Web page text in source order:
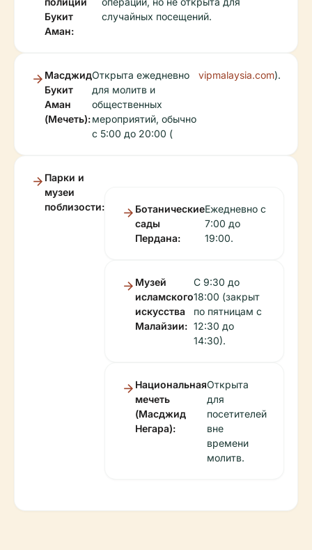
Букит
Аман:
случайных посещений.
Масджид
Букит
Аман
(Мечеть):
Открыта ежедневно
для молитв и
общественных
мероприятий, обычно
с 5:00 до 20:00 (
vipmalaysia.com).
Парки и
музеи
поблизости:
Ботанические
сады
Пердана:
Ежедневно с
7:00 до
19:00.
Музей
исламского
искусства
Малайзии:
С 9:30 до
18:00 (закрыт
по пятницам с
12:30 до
14:30).
Национальная
мечеть
(Масджид
Негара):
Открыта
для
посетителей
вне
времени
молитв.